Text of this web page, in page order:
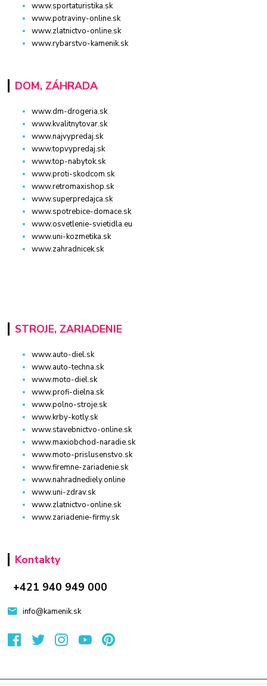
www.sportaturistika.sk
www.potraviny-online.sk
www.zlatnictvo-online.sk
www.rybarstvo-kamenik.sk
DOM, ZÁHRADA
www.dm-drogeria.sk
www.kvalitnytovar.sk
www.najvypredaj.sk
www.topvypredaj.sk
www.top-nabytok.sk
www.proti-skodcom.sk
www.retromaxishop.sk
www.superpredajca.sk
www.spotrebice-domace.sk
www.osvetlenie-svietidla.eu
www.uni-kozmetika.sk
www.zahradnicek.sk
STROJE, ZARIADENIE
www.auto-diel.sk
www.auto-techna.sk
www.moto-diel.sk
www.profi-dielna.sk
www.polno-stroje.sk
www.krby-kotly.sk
www.stavebnictvo-online.sk
www.maxiobchod-naradie.sk
www.moto-prislusenstvo.sk
www.firemne-zariadenie.sk
www.nahradnediely.online
www.uni-zdrav.sk
www.zlatnictvo-online.sk
www.zariadenie-firmy.sk
Kontakty
+421 940 949 000
info@kamenik.sk